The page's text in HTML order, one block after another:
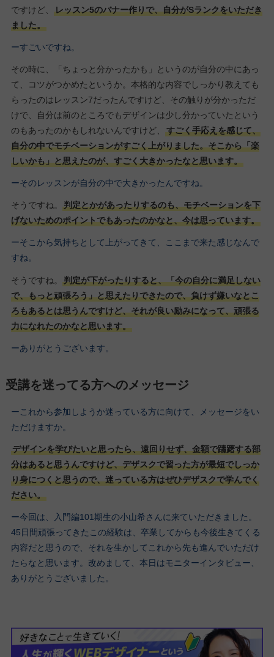
ですけど、
レッスン5のバナー作りで、自分がSランクをいただき
ました。
ーすごいですね。
その時に、「ちょっと分かったかも」というのが自分の中にあっ
て、コツがつかめたというか。本格的な内容でしっかり教えても
らったのはレッスン7だったんですけど、その触りが分かっただ
けで、自分は前のところでもデザインは少し分かっていたという
のもあったのかもしれないんですけど、
すごく手応えを感じて、
自分の中でモチベーションがすごく上がりました。そこから「楽
しいかも」と思えたのが、すごく大きかったなと思います。
ーそのレッスンが自分の中で大きかったんですね。
そうですね。
判定とかがあったりするのも、モチベーションを下
げないためのポイントでもあったのかなと、今は思っています。
ーそこから気持ちとして上がってきて、ここまで来た感じなんで
すね。
そうですね。
判定が下がったりすると、「今の自分に満足しない
で、もっと頑張ろう」と思えたりできたので、負けず嫌いなとこ
ろもあるとは思うんですけど、それが良い励みになって、頑張る
力になれたのかなと思います。
ーありがとうございます。
受講を迷ってる方へのメッセージ
ーこれから参加しようか迷っている方に向けて、メッセージをい
ただけますか。
デザインを学びたいと思ったら、遠回りせず、金額で躊躇する部
分はあると思うんですけど、デザスクで習った方が最短でしっか
り身につくと思うので、迷っている方はぜひデザスクで学んでく
ださい。
ー今回は、入門編101期生の小山希さんに来ていただきました。
45日間頑張ってきたこの経験は、卒業してからも今後生きてくる
内容だと思うので、それを生かしてこれから先も進んでいただけ
たらなと思います。改めまして、本日はモニターインタビュー、
ありがとうございました。